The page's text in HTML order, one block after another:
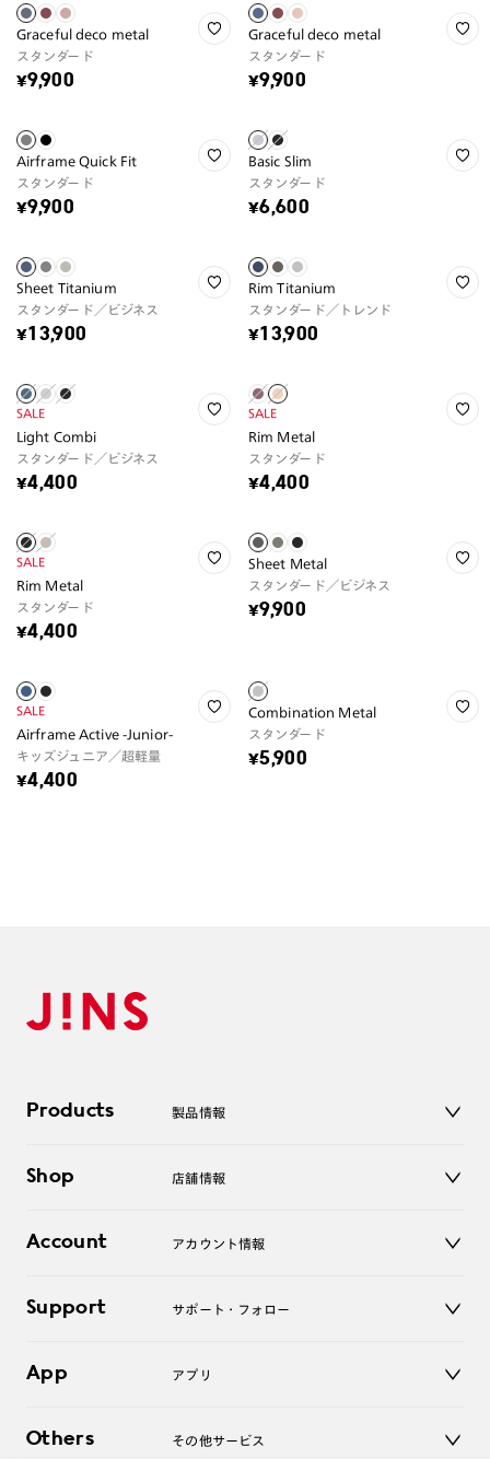
Graceful deco metal
スタンダード
¥9,900
Graceful deco metal
スタンダード
¥9,900
Airframe Quick Fit
スタンダード
¥9,900
Basic Slim
スタンダード
¥6,600
Sheet Titanium
スタンダード／ビジネス
¥13,900
Rim Titanium
スタンダード／トレンド
¥13,900
SALE
Light Combi
スタンダード／ビジネス
¥4,400
SALE
Rim Metal
スタンダード
¥4,400
SALE
Rim Metal
スタンダード
¥4,400
Sheet Metal
スタンダード／ビジネス
¥9,900
SALE
Airframe Active -Junior-
キッズジュニア／超軽量
¥4,400
Combination Metal
スタンダード
¥5,900
Products 製品情報
サングラス
コンタクトレンズ
アクセサリー
Shop 店舗情報
オンラインショップ
Account アカウント情報
ログアウト
Support サポート・フォロー
よくあるご質問
お問い合わせ
App アプリ
Others その他サービス